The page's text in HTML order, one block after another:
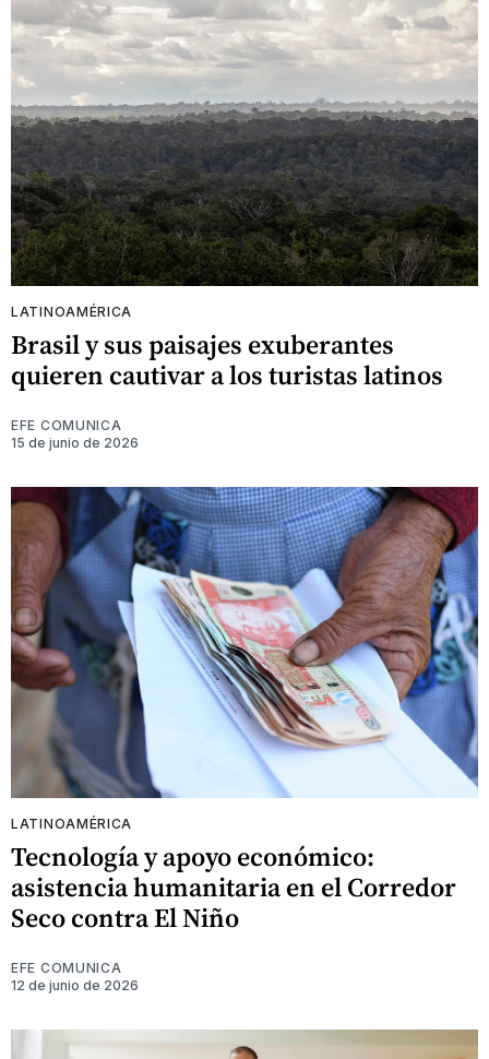
LATINOAMÉRICA
Brasil y sus paisajes exuberantes
quieren cautivar a los turistas latinos
EFE COMUNICA
15 de junio de 2026
LATINOAMÉRICA
Tecnología y apoyo económico:
asistencia humanitaria en el Corredor
Seco contra El Niño
EFE COMUNICA
12 de junio de 2026